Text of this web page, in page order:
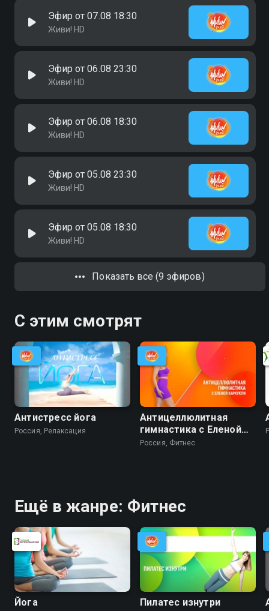
Эфир от 07.08 18:30
Живи! HD
Эфир от 06.08 23:30
Живи! HD
Эфир от 06.08 18:30
Живи! HD
Эфир от 05.08 23:30
Живи! HD
Эфир от 05.08 18:30
Живи! HD
Показать все (9 эфиров)
С этим смотрят
Антистресс йога
Россия, Релаксация
Антицеллюлитная
гимнастика с Еленой
Каркукли
Россия, Фитнес
Ещё в жанре: Фитнес
Йога Пилатес изнутри